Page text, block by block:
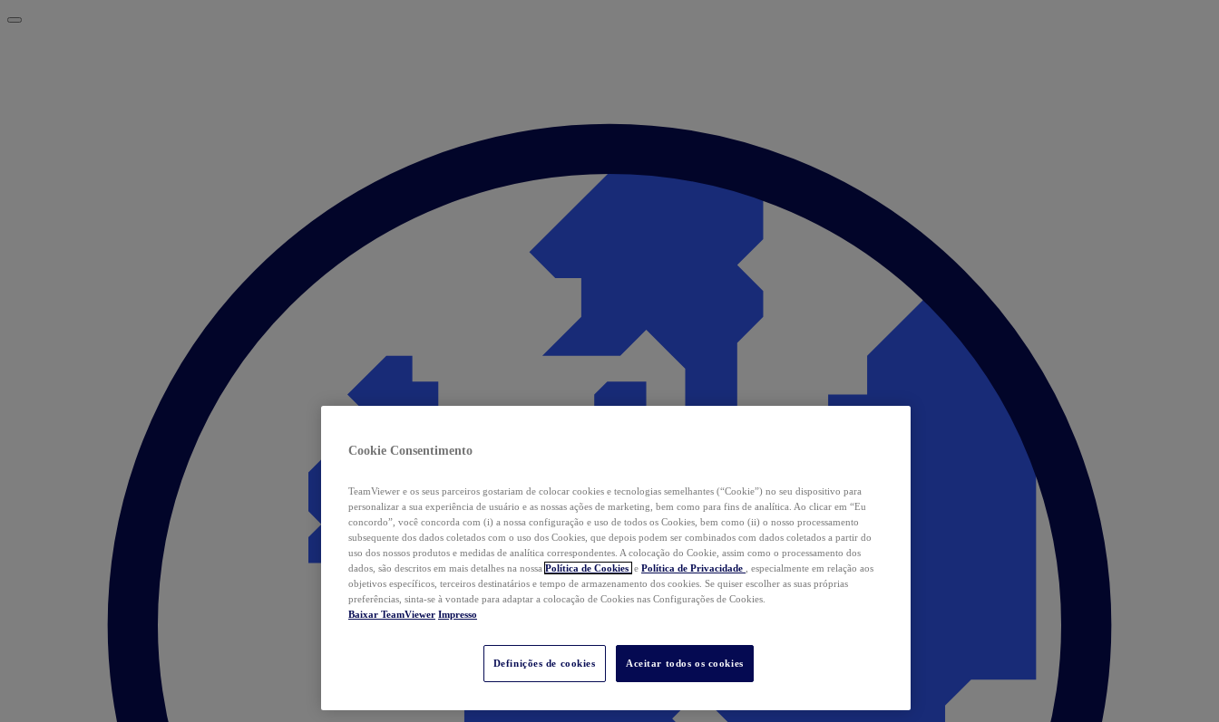
Cookie Consentimento
TeamViewer e os seus parceiros gostariam de colocar cookies e tecnologias semelhantes (“Cookie”) no seu dispositivo para
personalizar a sua experiência de usuário e as nossas ações de marketing, bem como para fins de analítica. Ao clicar em “Eu
concordo”, você concorda com (i) a nossa configuração e uso de todos os Cookies, bem como (ii) o nosso processamento
subsequente dos dados coletados com o uso dos Cookies, que depois podem ser combinados com dados coletados a partir do
uso dos nossos produtos e medidas de analítica correspondentes. A colocação do Cookie, assim como o processamento dos
dados, são descritos em mais detalhes na nossa Política de Cookies e Política de Privacidade
, especialmente em relação aos
objetivos específicos, terceiros destinatários e tempo de armazenamento dos cookies. Se quiser escolher as suas próprias
preferências, sinta-se à vontade para adaptar a colocação de Cookies nas Configurações de Cookies.
Baixar TeamViewer Impresso
Definições de cookies Aceitar todos os cookies